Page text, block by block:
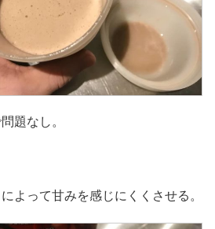
題なし。
よって甘みを感じにくくさせる。